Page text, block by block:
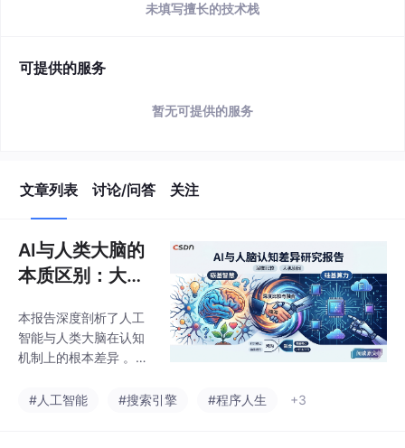
未填写擅长的技术栈
可提供的服务
暂无可提供的服务
文章列表 讨论/问答 关注
AI与人类大脑的
本质区别：大语
限与人机协同出
路
本报告深度剖析了人工
智能与人类大脑在认知
机制上的根本差异 。AI
维向量空间中的“统计学
#人工智能 #搜索引擎 #程序人生 +3